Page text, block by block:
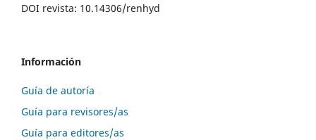
DOI revista: 10.14306/renhyd
Información
Guía de autoría
Guía para revisores/as
Guía para editores/as